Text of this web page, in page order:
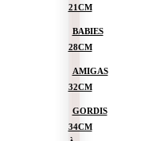
21CM
BABIES
28CM
AMIGAS
32CM
GORDIS
34CM